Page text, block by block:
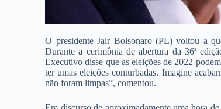
O presidente Jair Bolsonaro (PL) voltou a
Durante a cerimônia de abertura da 36ª
Executivo disse que as eleições de 2022
ter umas eleições conturbadas. Imagine
não foram limpas”, comentou.